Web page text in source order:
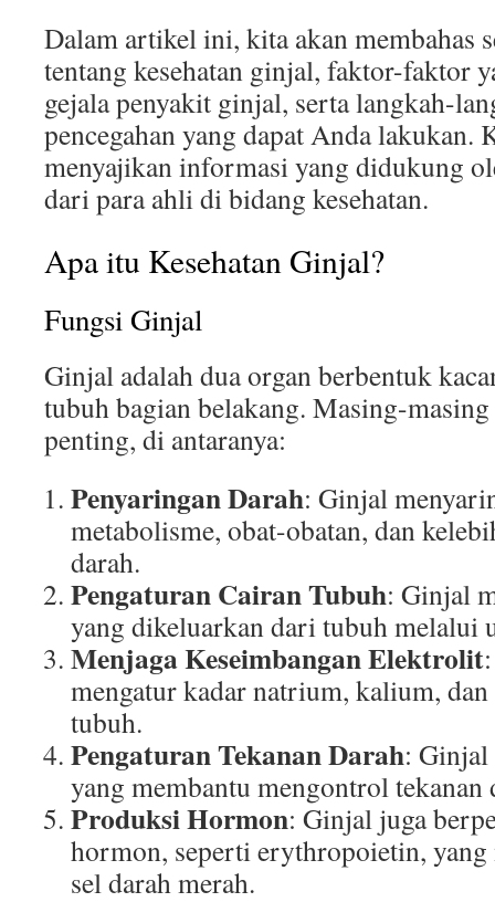
Dalam artikel ini, kita akan membahas
tentang kesehatan ginjal, faktor-faktor
gejala penyakit ginjal, serta langkah-
pencegahan yang dapat Anda lakukan.
menyajikan informasi yang didukung
dari para ahli di bidang kesehatan.
Apa itu Kesehatan Ginjal?
Fungsi Ginjal
Ginjal adalah dua organ berbentuk
tubuh bagian belakang. Masing-
penting, di antaranya:
Penyaringan Darah: Ginjal
metabolisme, obat-obatan, dan
darah.
Pengaturan Cairan Tubuh: Ginjal
yang dikeluarkan dari tubuh melalui
Menjaga Keseimbangan Elektrolit
mengatur kadar natrium, kalium,
tubuh.
Pengaturan Tekanan Darah:
yang membantu mengontrol tekanan
Produksi Hormon: Ginjal juga
hormon, seperti erythropoietin,
sel darah merah.